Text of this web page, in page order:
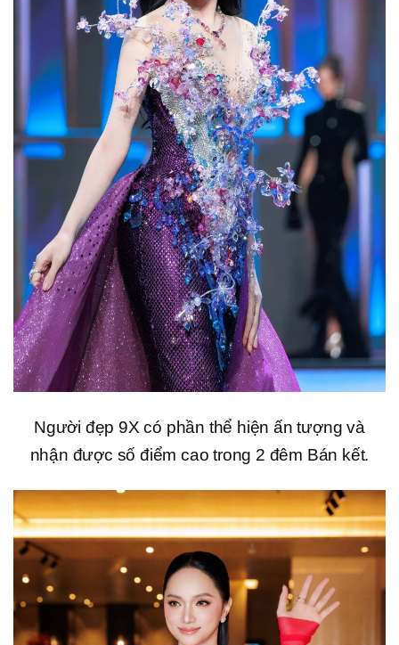
Người đẹp 9X có phần thể hiện ấn tượng và
nhận được số điểm cao trong 2 đêm Bán kết.